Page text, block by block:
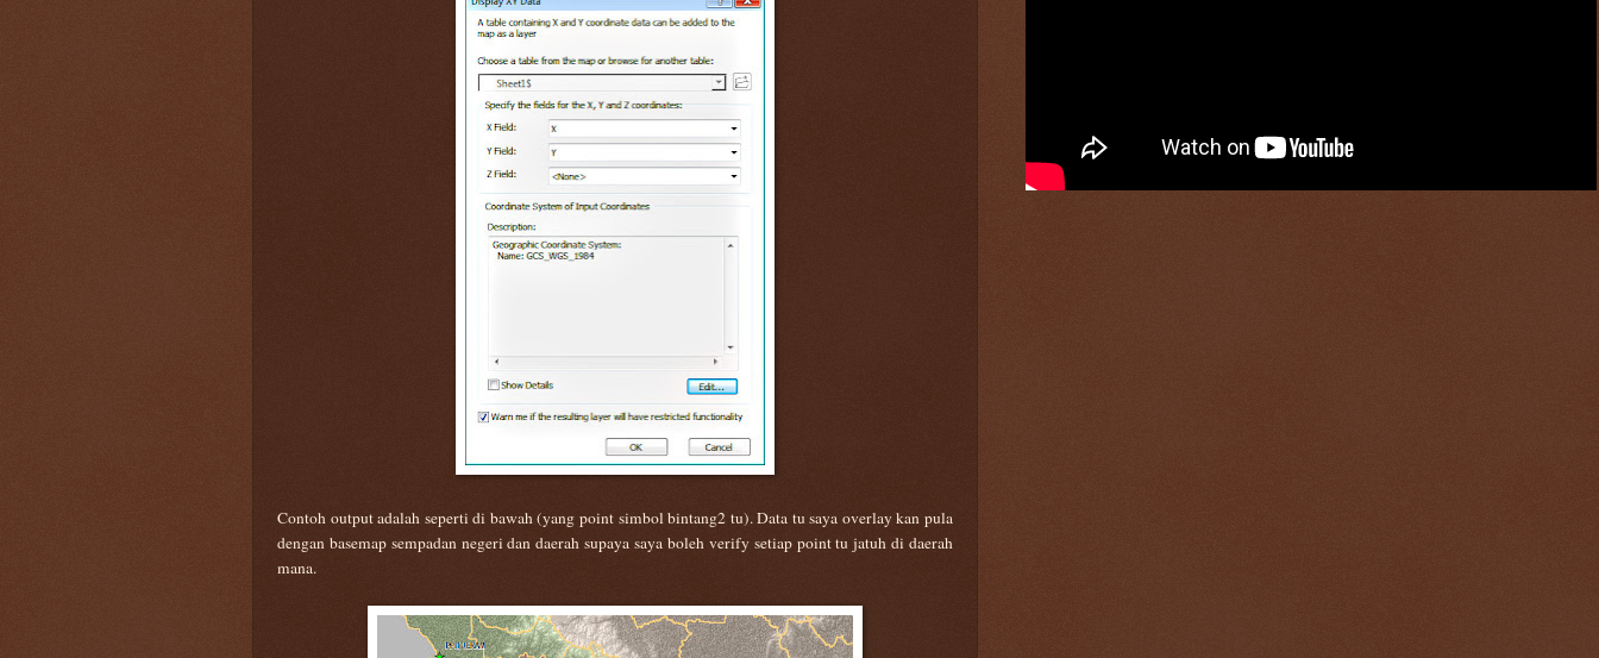
Contoh output adalah seperti di bawah (yang point simbol bintang2 tu). Data tu saya overlay kan pula
dengan basemap sempadan negeri dan daerah supaya saya boleh verify setiap point tu jatuh di daerah
mana.